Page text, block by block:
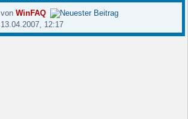
vonWinFAQ
13.04.2007, 12:17